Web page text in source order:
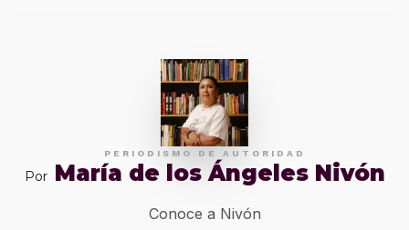
PERIODISMO DE AUTORIDAD
Por María de los Ángeles Nivón
Conoce a Nivón